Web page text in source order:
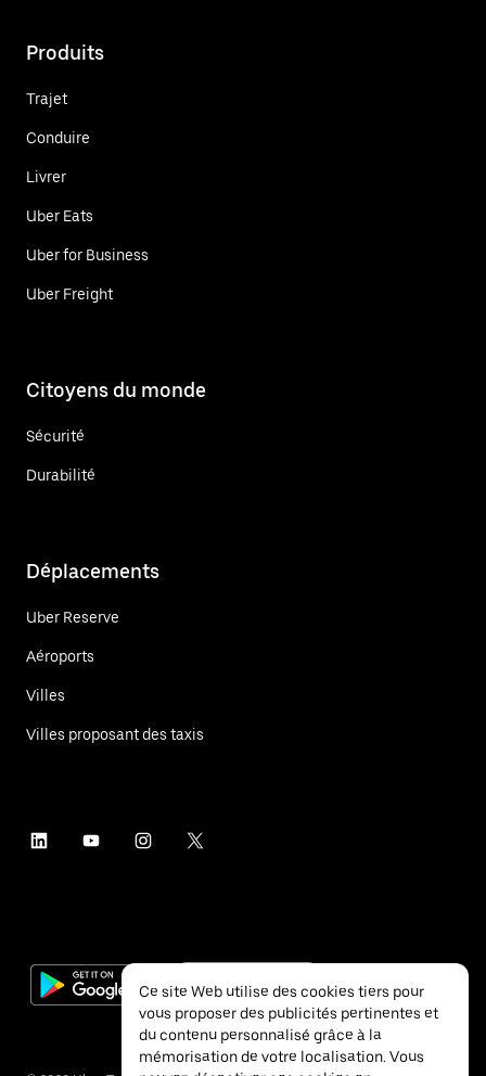
Produits
Trajet
Conduire
Livrer
Uber Eats
Uber for Business
Uber Freight
Citoyens du monde
Sécurité
Durabilité
Déplacements
Uber Reserve
Aéroports
Villes
Villes proposant des taxis
Ce site Web utilise des cookies tiers pour
vous proposer des publicités pertinentes et
du contenu personnalisé grâce à la
mémorisation de votre localisation. Vous